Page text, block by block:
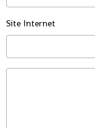
Site Internet